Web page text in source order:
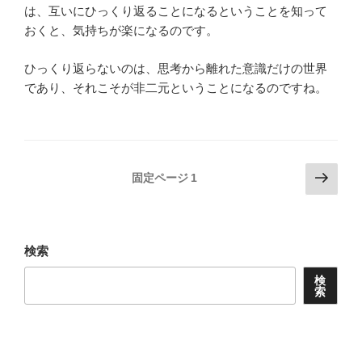
は、互いにひっくり返ることになるということを知って
おくと、気持ちが楽になるのです。
ひっくり返らないのは、思考から離れた意識だけの世界
であり、それこそが非二元ということになるのですね。
ビ
ゲ
シ
固定ページ 1
次
の
検索
検
索